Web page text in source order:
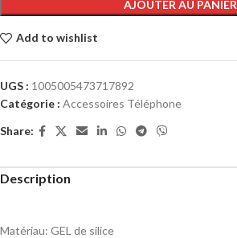
AJOUTER AU PANIER
Add to wishlist
UGS : 1005005473717892
Catégorie : Accessoires Téléphone
Share:
Description
Matériau: GEL de silice